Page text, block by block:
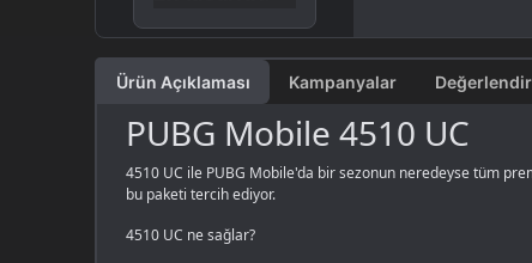
Ürün Açıklaması Kampanyalar
PUBG Mobile 4510 UC
4510 UC ile PUBG Mobile'da bir sezonun neredeyse tüm
bu paketi tercih ediyor.
4510 UC ne sağlar?